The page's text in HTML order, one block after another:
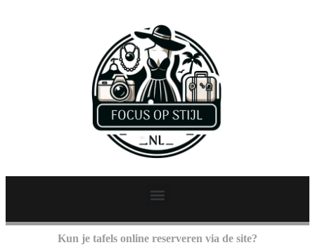
Kun je tafels online reserveren via de site?